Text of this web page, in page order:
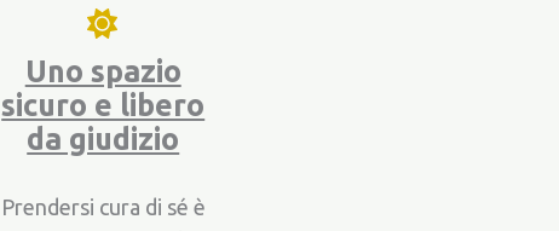
Uno spazio
sicuro e libero
da giudizio
Prendersi cura di sé è